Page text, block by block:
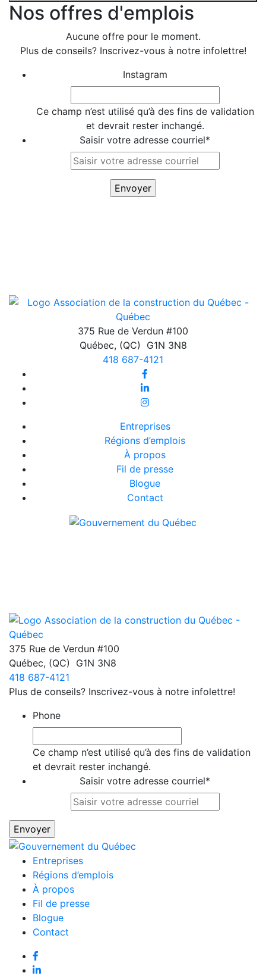
Nos offres d'emplois
Aucune offre pour le moment.
Plus de conseils? Inscrivez-vous à notre infolettre!
Instagram
Ce champ n’est utilisé qu’à des fins de validation
et devrait rester inchangé.
Saisir votre adresse courriel*
375 Rue de Verdun #100
Québec, (QC)
G1N 3N8
418 687-4121
Entreprises
Régions d’emplois
À propos
Fil de presse
Blogue
Contact
375 Rue de Verdun #100
Québec, (QC)
G1N 3N8
418 687-4121
Plus de conseils? Inscrivez-vous à notre infolettre!
Phone
Ce champ n’est utilisé qu’à des fins de validation
et devrait rester inchangé.
Saisir votre adresse courriel*
Entreprises
Régions d’emplois
À propos
Fil de presse
Blogue
Contact